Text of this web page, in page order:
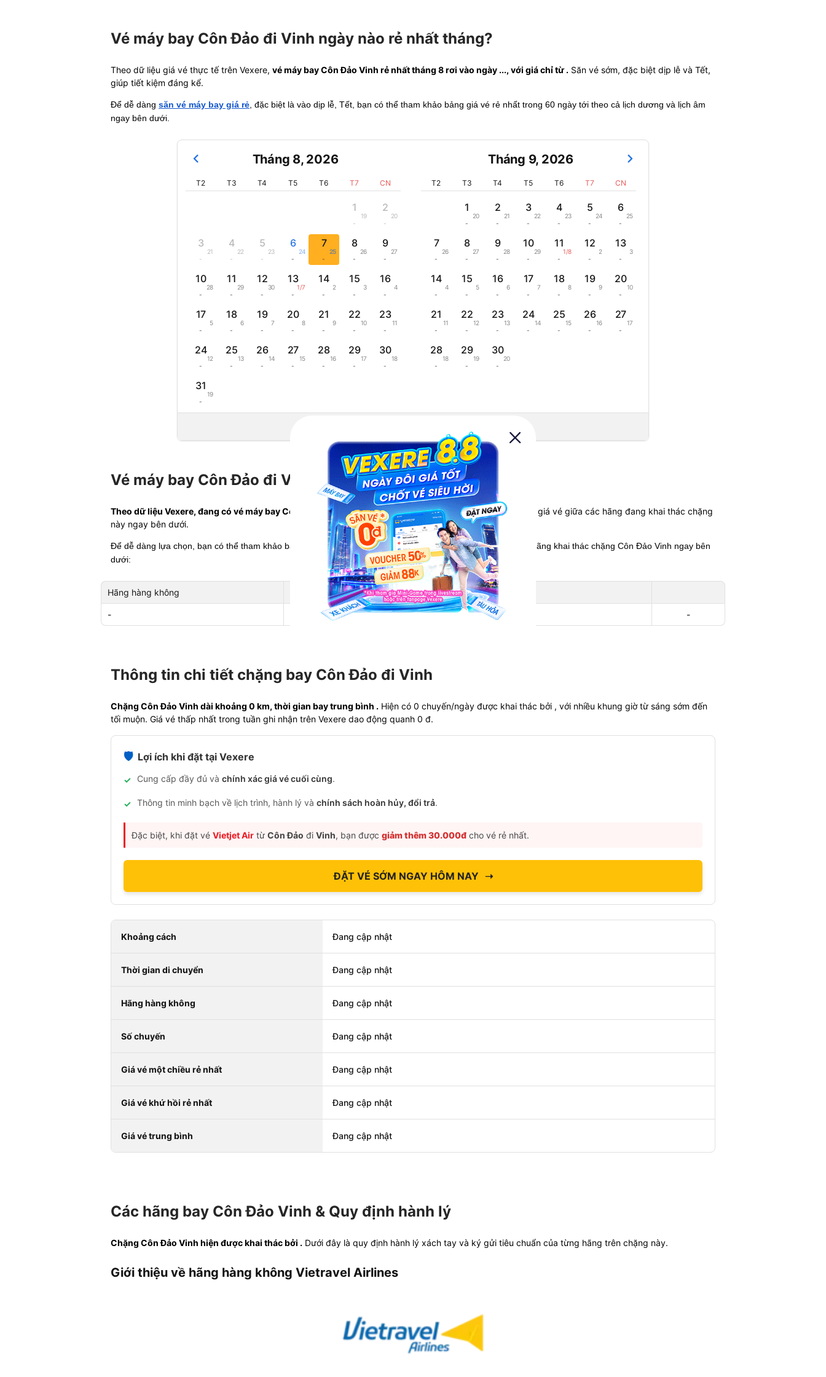
Vé máy bay Côn Đảo đi Vinh ngày nào rẻ nhất tháng?
Theo dữ liệu giá vé thực tế trên Vexere, vé máy bay Côn Đảo Vinh rẻ nhất tháng 8 rơi vào ngày ..., với giá chỉ từ . Săn vé sớm, đặc biệt dịp lễ và Tết,
giúp tiết kiệm đáng kể.
Để dễ dàng săn vé máy bay giá rẻ , đặc biệt là vào dịp lễ, Tết, bạn có thể tham khảo bảng giá vé rẻ nhất trong 60 ngày tới theo cả lịch dương và lịch âm
ngay bên dưới.
Tháng 8, 2026
T2 T3 T4 T5 T6 T7 CN
1
19
-
2
20
-
3
21
-
4
22
-
5
23
-
6
24
-
7
25
-
8
26
-
9
27
-
10
28
-
11
29
-
12
30
-
13
1/7
-
14
2
-
15
3
-
16
4
-
17
5
-
18
6
-
19
7
-
20
8
-
21
9
-
22
10
-
23
11
-
24
12
-
25
13
-
26
14
-
27
15
-
28
16
-
29
17
-
30
18
-
31
19
-
Tháng 9, 2026
T2 T3 T4 T5 T6 T7 CN
1
20
-
2
21
-
3
22
-
4
23
-
5
24
-
6
25
-
7
26
-
8
27
-
9
28
-
10
29
-
11
1/8
-
12
2
-
13
3
-
14
4
-
15
5
-
16
6
-
17
7
-
18
8
-
19
9
-
20
10
-
21
11
-
22
12
-
23
13
-
24
14
-
25
15
-
26
16
-
27
17
-
28
18
-
29
19
-
30
20
-
Vé máy bay Côn Đảo đi Vinh hãng nào rẻ nhất?
Theo dữ liệu Vexere, đang có vé máy bay Côn Đảo Vinh rẻ nhất tháng này từ , khởi hành ngày .So sánh giá vé giữa các hãng đang khai thác chặng
này ngay bên dưới.
Để dễ dàng lựa chọn, bạn có thể tham khảo bảng so sánh giá vé máy bay Côn Đảo Vinhchi tiết giữa các hãng khai thác chặng Côn Đảo Vinh ngay bên
dưới:
Hãng hàng không Giá rẻ nhất Ngày rẻ nhất 30 ngày tới
- - -
Thông tin chi tiết chặng bay Côn Đảo đi Vinh
Chặng Côn Đảo Vinh dài khoảng 0 km, thời gian bay trung bình . Hiện có 0 chuyến/ngày được khai thác bởi , với nhiều khung giờ từ sáng sớm đến
tối muộn. Giá vé thấp nhất trong tuần ghi nhận trên Vexere dao động quanh 0 đ.
🛡️ Lợi ích khi đặt tại Vexere
✓ Cung cấp đầy đủ và chính xác giá vé cuối cùng.
✓ Thông tin minh bạch về lịch trình, hành lý và chính sách hoàn hủy, đổi trả.
Đặc biệt, khi đặt vé Vietjet Air từ Côn Đảo đi Vinh, bạn được giảm thêm 30.000đ cho vé rẻ nhất.
ĐẶT VÉ SỚM NGAY HÔM NAY ➝
Khoảng cách Đang cập nhật
Thời gian di chuyển Đang cập nhật
Hãng hàng không Đang cập nhật
Số chuyến Đang cập nhật
Giá vé một chiều rẻ nhất Đang cập nhật
Giá vé khứ hồi rẻ nhất Đang cập nhật
Giá vé trung bình Đang cập nhật
Các hãng bay Côn Đảo Vinh & Quy định hành lý
Chặng Côn Đảo Vinh hiện được khai thác bởi . Dưới đây là quy định hành lý xách tay và ký gửi tiêu chuẩn của từng hãng trên chặng này.
Giới thiệu về hãng hàng không Vietravel Airlines